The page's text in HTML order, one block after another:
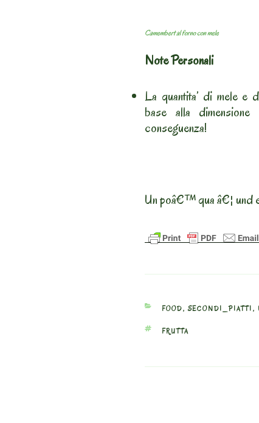
Camembert al forno con mele
Note Personali
La quantita’ di mele e
base alla
conseguenza!
Un poâ€™ qua â€¦ und
CATEGORIES
FOOD,SECONDI_PIATTI ,
TAGS
FRUTTA